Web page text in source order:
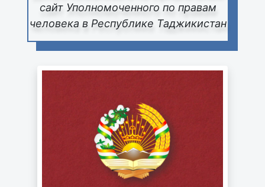
сайт Уполномоченного по правам
человека в Республике Таджикистан